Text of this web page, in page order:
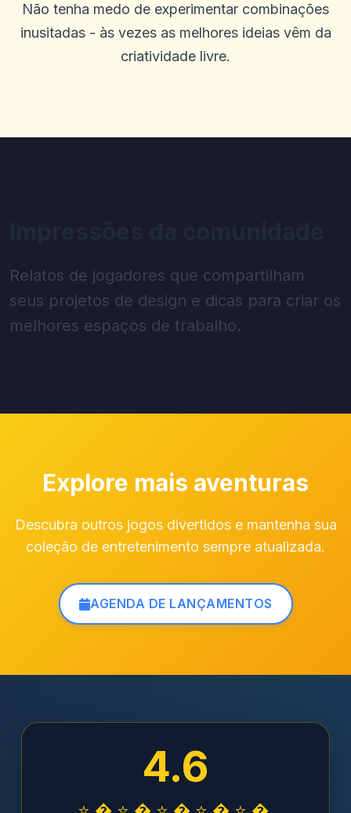
Não tenha medo de experimentar combinações
inusitadas - às vezes as melhores ideias vêm da
criatividade livre.
Relatos de jogadores que compartilham
seus projetos de design e dicas para criar os
melhores espaços de trabalho.
Explore mais aventuras
Descubra outros jogos divertidos e mantenha sua
coleção de entretenimento sempre atualizada.
AGENDA DE LANÇAMENTOS
4.6